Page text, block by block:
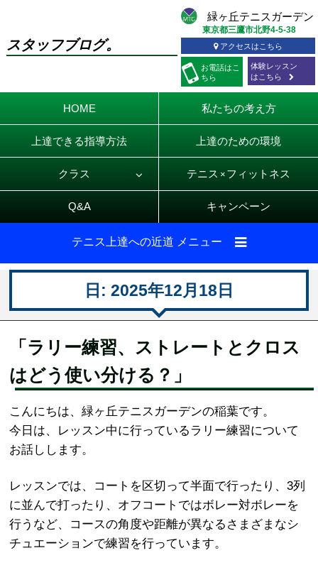
スタッフブログ。
お電話はこ
ちら
東京都三鷹市北野4-5-38
アクセスはこちら
体験レッスン
はこちら
HOME 私たちの考え方
上達できる指導方法 上達のための環境
クラス テニス × フィットネス
Q&A キャンペーン
テニス上達への近道 メニュー
日: 2025年12月18日
「ラリー練習、ストレートとクロス
はどう使い分ける？」
こんにちは、緑ヶ丘テニスガーデンの稲葉です。
今日は、レッスン中に行っているラリー練習について
お話しします。
レッスンでは、コートを区切って半面で行ったり、3列
に並んで打ったり、オフコートではボレー対ボレーを
行うなど、コースの角度や距離が異なるさまざまなシ
チュエーションで練習を行っています。